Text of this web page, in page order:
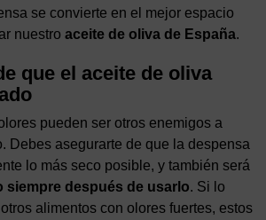
se convierte en el mejor espacio
nuestro aceite de oliva de España.
que el aceite de oliva
pueden ser otros enemigos a
Debes asegurarte de que la despensa
lo más seco posible, y también será
siempre después de usarlo. Si lo
alimentos con olores fuertes, estos